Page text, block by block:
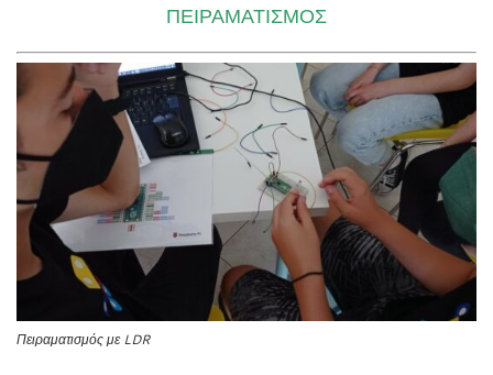
ΠΕΙΡΑΜΑΤΙΣΜΌΣ
Πειραματισμός με LDR